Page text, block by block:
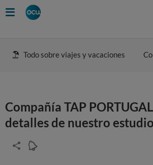
Todo sobre viajes y vacaciones
Compañía TAP
detalles de nuestro estudio